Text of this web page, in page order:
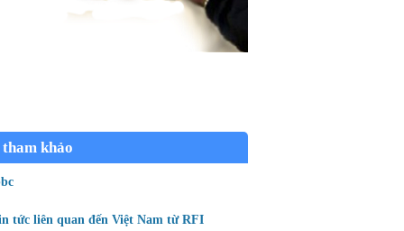
tham khảo
tức liên quan đến Việt Nam từ RFI